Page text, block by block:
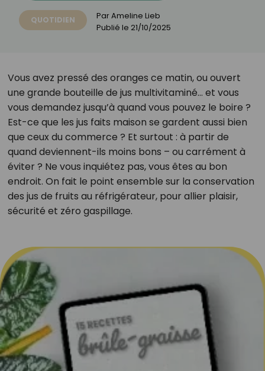
QUOTIDIEN ParAmeline Lieb
Publié le 21/10/2025
Vous avez pressé des oranges ce matin, ou ouvert
une grande bouteille de jus multivitaminé… et vous
vous demandez jusqu’à quand vous pouvez le boire ?
Est-ce que les jus faits maison se gardent aussi bien
que ceux du commerce ? Et surtout : à partir de
quand deviennent-ils moins bons – ou carrément à
éviter ? Ne vous inquiétez pas, vous êtes au bon
endroit. On fait le point ensemble sur la conservation
des jus de fruits au réfrigérateur, pour allier plaisir,
sécurité et zéro gaspillage.